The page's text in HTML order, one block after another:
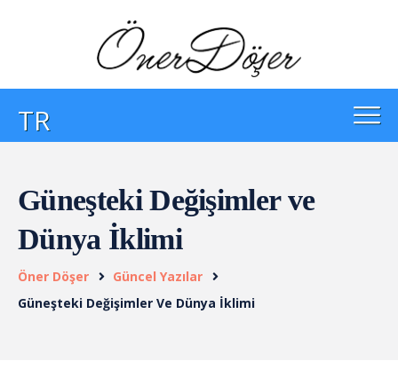
TR
Güneşteki Değişimler ve
Dünya İklimi
Öner Döşer
Güncel Yazılar
Güneşteki Değişimler Ve Dünya İklimi